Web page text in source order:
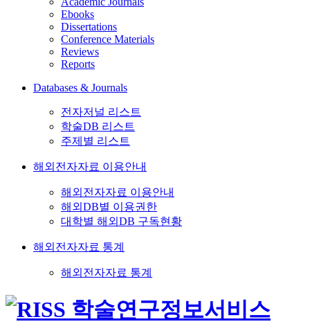
Ebooks
Dissertations
Conference Materials
Reviews
Reports
Databases & Journals
전자저널 리스트
학술DB 리스트
주제별 리스트
해외전자자료 이용안내
해외전자자료 이용안내
해외DB별 이용권한
대학별 해외DB 구독현황
해외전자자료 통계
해외전자자료 통계